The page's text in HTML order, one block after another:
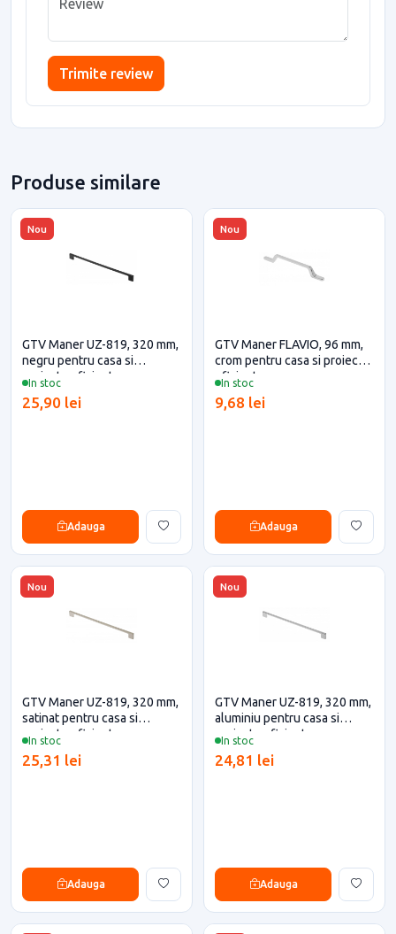
Trimite review
Produse similare
Nou
In stoc
GTV Maner UZ-819, 320 mm,
negru pentru casa si
proiecte eficiente
25,90 lei
Adauga
Nou
In stoc
GTV Maner FLAVIO, 96 mm,
crom pentru casa si proiecte
eficiente
9,68 lei
Adauga
Nou
In stoc
GTV Maner UZ-819, 320 mm,
satinat pentru casa si
proiecte eficiente
25,31 lei
Adauga
Nou
In stoc
GTV Maner UZ-819, 320 mm,
aluminiu pentru casa si
proiecte eficiente
24,81 lei
Adauga